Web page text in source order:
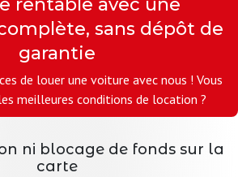
rentable avec une
sans dépôt de
garantie
de louer une voiture avec nous ! Vous
meilleures conditions de location ?
ni blocage de fonds sur la
carte